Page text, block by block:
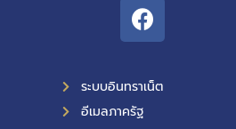
ระบบอินทราเน็ต
อีเมลภาครัฐ